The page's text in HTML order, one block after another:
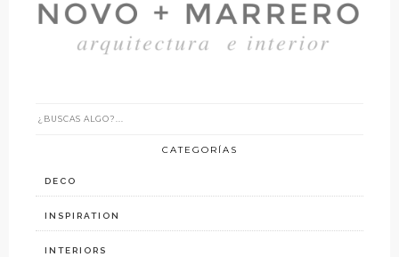
CATEGORÍAS
DECO
INSPIRATION
INTERIORS